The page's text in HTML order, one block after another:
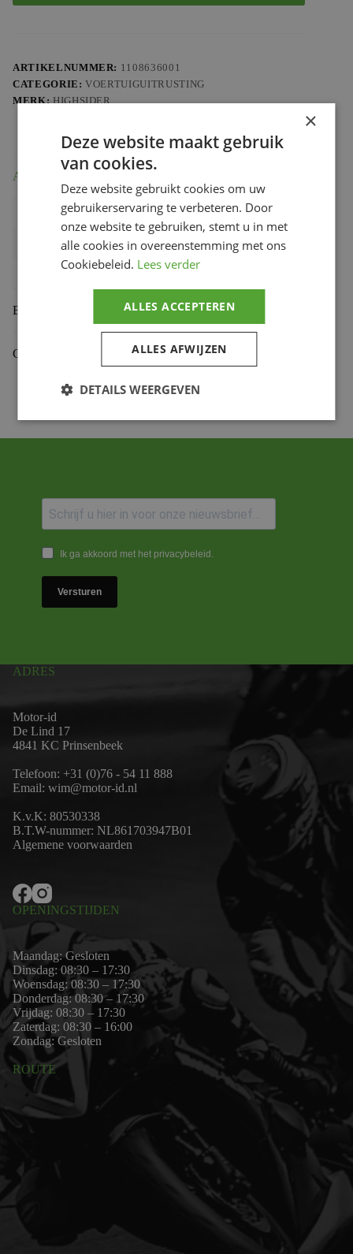
ARTIKELNUMMER: 1108636001
CATEGORIE:VOERTUIGUITRUSTING
MERK: HIGHSIDER
Aanvullende informatie
Gewicht 1.148 kg
Bihr productcode 1108636001,4054783554157
Productmerk HIGHSIDER
Beoordelingen (0)
Gekoppelde Motoren
Ik ga akkoord met het privacybeleid.
Versturen
ADRES
Motor-id
De Lind 17
4841 KC Prinsenbeek
Telefoon: +31 (0)76 - 54 11 888
Email: wim@motor-id.nl
K.v.K: 80530338
B.T.W-nummer: NL861703947B01
Algemene voorwaarden
OPENINGSTIJDEN
Maandag: Gesloten
Dinsdag: 08:30 – 17:30
Woensdag: 08:30 – 17:30
Donderdag: 08:30 – 17:30
Vrijdag: 08:30 – 17:30
Zaterdag: 08:30 – 16:00
Zondag: Gesloten
ROUTE
×
Deze website maakt gebruik
van cookies.
Deze website gebruikt cookies om uw
gebruikerservaring te verbeteren. Door
onze website te gebruiken, stemt u in met
alle cookies in overeenstemming met ons
Cookiebeleid. Lees verder
ALLES ACCEPTEREN
ALLES AFWIJZEN
DETAILS WEERGEVEN